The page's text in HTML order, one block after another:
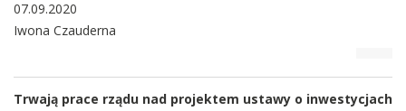
07.09.2020
Iwona Czauderna
Trwają prace rządu nad projektem ustawy o inwestycjach